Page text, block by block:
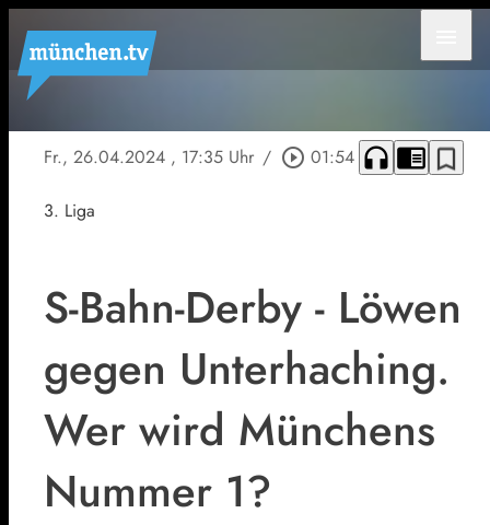
Fr., 26.04.2024 , 17:35 Uhr / play_circle_outline 01:54 headphones chrome_reader_mode bookmark_border
3. Liga
S-Bahn-Derby - Löwen
gegen Unterhaching.
Wer wird Münchens
Nummer 1?